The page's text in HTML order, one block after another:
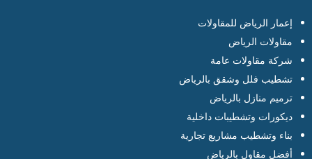
إعمار الرياض للمقاولات
مقاولات الرياض
شركة مقاولات عامة
تشطيب فلل وشقق بالرياض
ترميم منازل بالرياض
ديكورات وتشطيبات داخلية
بناء وتشطيب مشاريع تجارية
أفضل مقاول بالرياض